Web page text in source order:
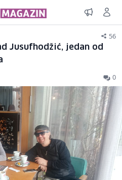
56
Jusufhodžić, jedan od
0